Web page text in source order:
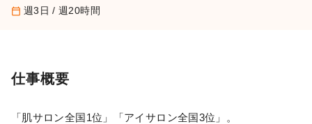
calendar_today 週3日 / 週20時間
仕事概要
「肌サロン全国1位」「アイサロン全国3位」。